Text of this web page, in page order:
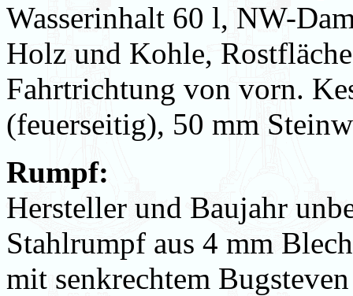
Wasserinhalt 60 l, NW-
Holz und Kohle,
Fahrtrichtung von vorn.
(feuerseitig), 50 mm
Rumpf:
Hersteller und Baujahr
Stahlrumpf aus 4 mm
mit senkrechtem